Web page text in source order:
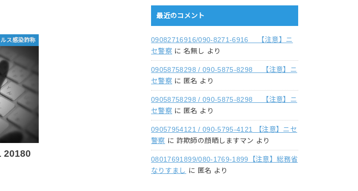
ルス感染詐称
20180
最近のコメント
09082716916/090-8271-6916 【注意】ニ
セ警察 に名無し より
09058758298 / 090-5875-8298 【注意】ニ
セ警察 に 匿名 より
09058758298 / 090-5875-8298 【注意】ニ
セ警察 に 匿名 より
09057954121 / 090-5795-4121 【注意】ニセ
警察 に 詐欺師の顔晒しますマン より
08017691899/080-1769-1899【注意】総務省
なりすまし に 匿名 より